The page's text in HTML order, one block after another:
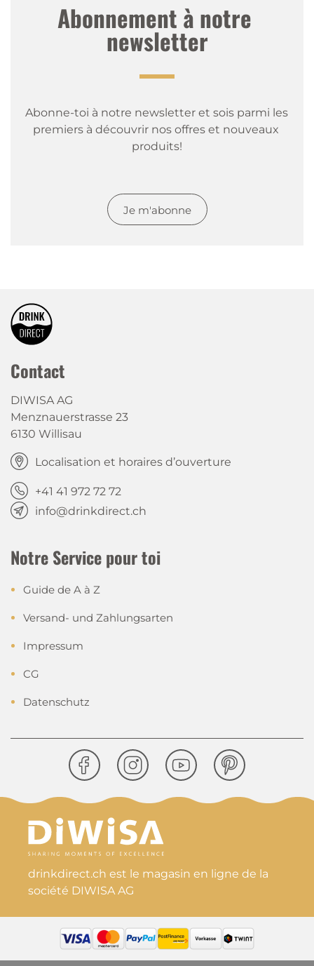
Abonnement à notre
newsletter
Abonne-toi à notre newsletter et sois parmi les
premiers à découvrir nos offres et nouveaux
produits!
Je m'abonne
Contact
DIWISA AG
Menznauerstrasse 23
6130 Willisau
Localisation et horaires d’ouverture
+41 41 972 72 72
info@drinkdirect.ch
Notre Service pour toi
Guide de A à Z
Versand- und Zahlungsarten
Impressum
CG
Datenschutz
drinkdirect.ch est le magasin en ligne de la
société DIWISA AG